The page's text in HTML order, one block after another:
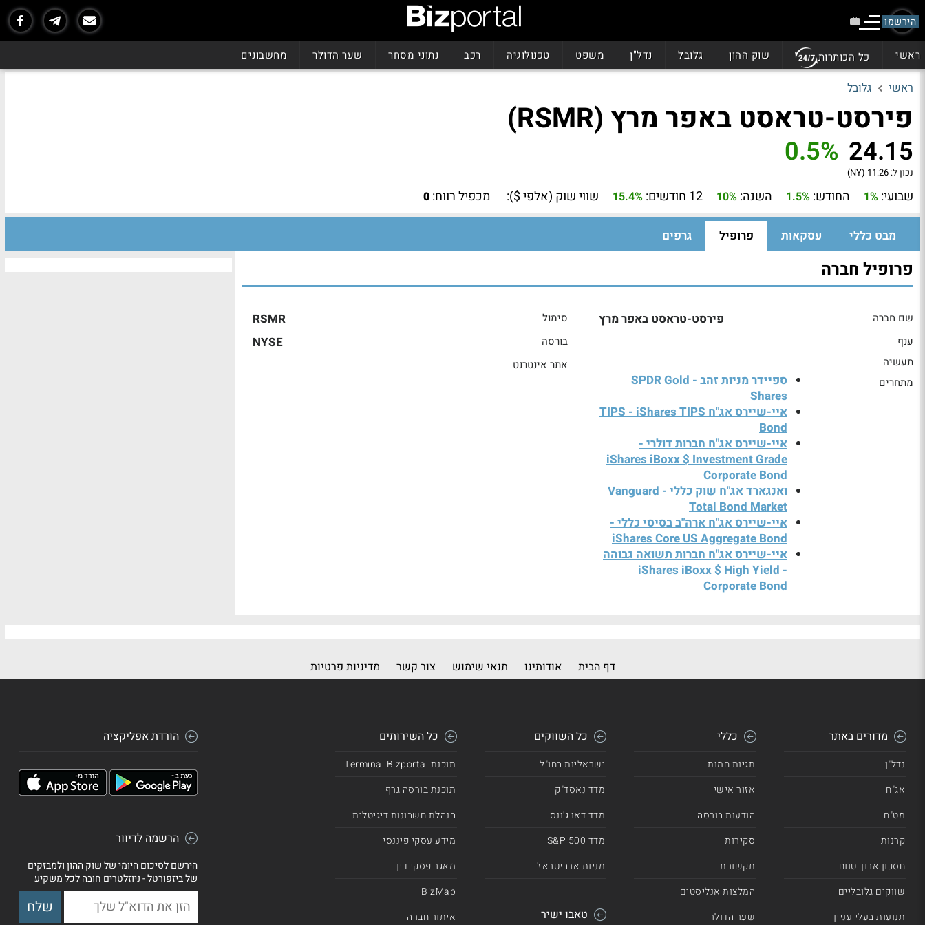
הירשמו
ראשי כל הכותרות שוק ההון גלובל נדל"ן משפט טכנולוגיה רכב נתוני מסחר שער הדולר מחשבונים
ראשי גלובל
פירסט-טראסט באפר מרץ (RSMR)
24.15
0.5%
נכון ל: 11:26 (NY)
שבועי: 1% החודש: 1.5% השנה: 10% 12 חודשים: 15.4% שווי שוק (אלפי $): מכפיל רווח: 0
מבט כללי עסקאות פרופיל גרפים
פרופיל חברה
שם חברה פירסט-טראסט באפר מרץ
ענף
תעשיה
מתחרים
ספיידר מניות זהב - SPDR Gold
Shares
איי-שיירס אג"ח TIPS - iShares TIPS
Bond
איי-שיירס אג"ח חברות דולרי -
iShares iBoxx $ Investment Grade
Corporate Bond
ואנגארד אג"ח שוק כללי - Vanguard
Total Bond Market
איי-שיירס אג"ח ארה"ב בסיסי כללי -
iShares Core US Aggregate Bond
איי-שיירס אג"ח חברות תשואה גבוהה
- iShares iBoxx $ High Yield
Corporate Bond
סימול RSMR
בורסה NYSE
אתר אינטרנט
דף הבית אודותינו תנאי שימוש צור קשר מדיניות פרטיות
מדורים באתר
נדל"ן
אג"ח
מט"ח
קרנות
חסכון ארוך טווח
שווקים גלובליים
תנועות בעלי עניין
כללי
תגיות חמות
אזור אישי
הודעות בורסה
סקירות
תקשורת
המלצות אנליסטים
שער הדולר
כל השווקים
ישראליות בחו"ל
מדד נאסד"ק
מדד דאו ג'ונס
מדד 500 S&P
מניות ארביטראז'
טאבו ישיר
כל השירותים
תוכנת Terminal Bizportal
תוכנת בורסה גרף
הנהלת חשבונות דיגיטלית
מידע עסקי פיננסי
מאגר פסקי דין
BizMap
איתור חברה
הורדת אפליקציה
הרשמה לדיוור
הירשם לסיכום היומי של שוק ההון ולמבזקים
של ביזפורטל - ניוזלטרים חובה לכל משקיע